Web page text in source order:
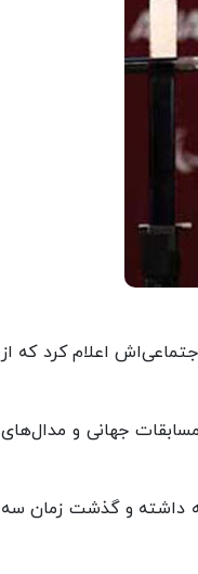
اعلام کرد که از
۲۰۲۰ توکیو، بازی‌های پاراآسیایی ۲۰۱۸ جاکارتا و مسابقات جهانی و مدال‌های
داشته و گذشت زمان سه